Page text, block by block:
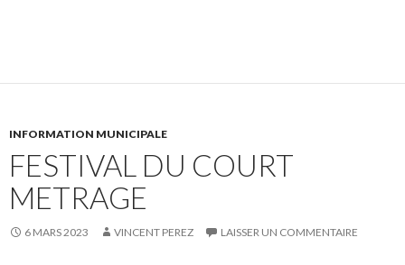
INFORMATION MUNICIPALE
FESTIVAL DU COURT
METRAGE
6 MARS 2023 VINCENT PEREZ LAISSER UN COMMENTAIRE